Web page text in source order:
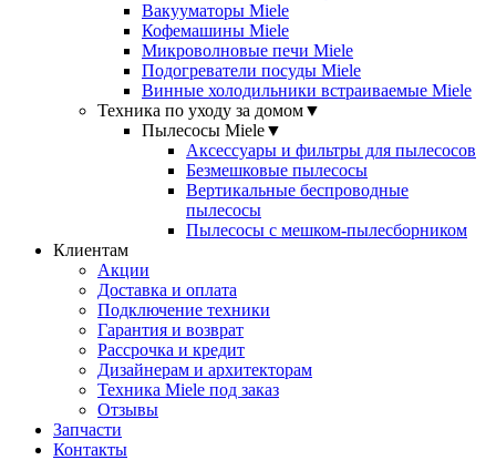
Вакууматоры Miele
Кофемашины Miele
Микроволновые печи Miele
Подогреватели посуды Miele
Винные холодильники встраиваемые Miele
Техника по уходу за домом▼
Пылесосы Miele▼
Аксессуары и фильтры для пылесосов
Безмешковые пылесосы
Вертикальные беспроводные
пылесосы
Пылесосы с мешком-пылесборником
Клиентам
Акции
Доставка и оплата
Подключение техники
Гарантия и возврат
Рассрочка и кредит
Дизайнерам и архитекторам
Техника Miele под заказ
Отзывы
Запчасти
Контакты